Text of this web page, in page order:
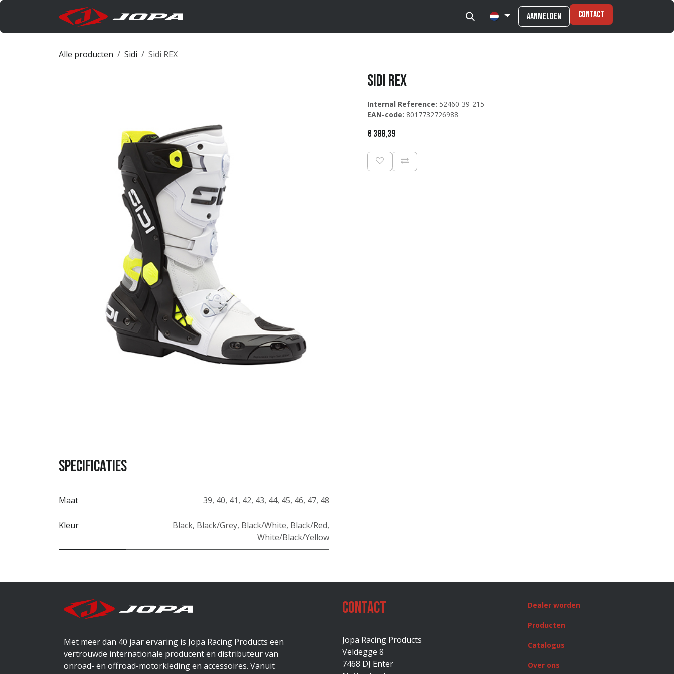
Overslaan naar inhoud
Aanmelden Contact
Alle producten Sidi Sidi REX
Sidi REX
Internal Reference: 52460-39-215
EAN-code: 8017732726988
€ 388,39
Specificaties
Maat 39, 40, 41, 42, 43, 44, 45, 46, 47, 48
Kleur Black, Black/Grey, Black/White, Black/Red,
White/Black/Yellow
Met meer dan 40 jaar ervaring is Jopa Racing Products een
vertrouwde internationale producent en distributeur van
onroad- en offroad-motorkleding en accessoires. Vanuit
Contact
Jopa Racing Products
Veldegge 8
7468 DJ Enter
Dealer worden
Producten
Catalogus
Over ons